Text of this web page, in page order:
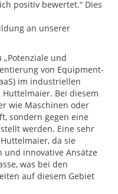
positiv bewertet.“ Dies
an unserer
„Potenziale und
von Equipment-
im industriellen
Huttelmaier. Bei diesem
wie Maschinen oder
sondern gegen eine
werden. Eine sehr
da sie
innovative Ansätze
was bei den
auf diesem Gebiet